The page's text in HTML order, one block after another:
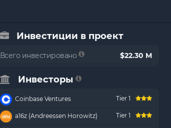
Инвестиции в проект
Всего инвестировано $22.30 M
Инвесторы
Coinbase Ventures Tier 1
a16z (Andreessen Horowitz) Tier 1